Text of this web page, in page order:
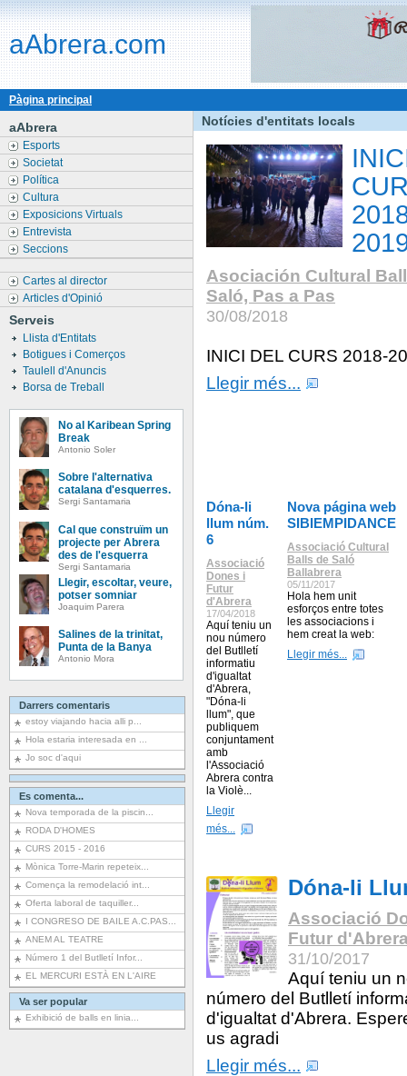
aAbrera.com
Pàgina principal
aAbrera
Esports
Societat
Política
Cultura
Exposicions Virtuals
Entrevista
Seccions
Cartes al director
Articles d'Opinió
Serveis
Llista d'Entitats
Botigues i Comerços
Taulell d'Anuncis
Borsa de Treball
No al Karibean Spring
Break
Antonio Soler
Sobre l'alternativa
catalana d'esquerres.
Sergi Santamaria
Cal que construïm un
projecte per Abrera
des de l'esquerra
Sergi Santamaria
Llegir, escoltar, veure,
potser somniar
Joaquim Parera
Salines de la trinitat,
Punta de la Banya
Antonio Mora
Darrers comentaris
estoy viajando hacia alli p...
Hola estaria interesada en ...
Jo soc d'aqui
Es comenta...
Nova temporada de la piscin...
RODA D'HOMES
CURS 2015 - 2016
Mònica Torre-Marin repeteix...
Comença la remodelació int...
Oferta laboral de taquiller...
I CONGRESO DE BAILE A.C.PAS...
ANEM AL TEATRE
Número 1 del Butlletí Infor...
EL MERCURI ESTÀ EN L'AIRE
Va ser popular
Exhibició de balls en linia...
Notícies d'entitats locals
Asociación Cultural
Saló, Pas a Pas
30/08/2018
INICI DEL CURS 2018-
Llegir més...
Dóna-li
llum núm.
6
Associació
Dones i
Futur
d'Abrera
17/04/2018
Aquí teniu un
nou número
del Butlletí
informatiu
d'igualtat
d'Abrera,
"Dóna-li
llum", que
publiquem
conjuntament
amb
l'Associació
Abrera contra
la Violè...
Llegir
més...
Nova página web
SIBIEMPIDANCE
Associació Cultural
Balls de Saló
Ballabrera
05/11/2017
Hola hem unit
esforços entre totes
les associacions i
hem creat la web:
Llegir més...
Dóna-li
Associació
Futur
31/10/2017
Aquí teniu un
número del Butlletí
d'igualtat d'Abrera.
us agradi
Llegir més...